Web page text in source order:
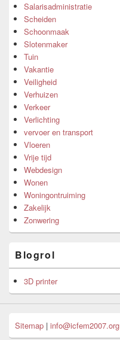
Salarisadministratie
Scheiden
Schoonmaak
Slotenmaker
Tuin
Vakantie
Veiligheid
Verhuizen
Verkeer
Verlichting
vervoer en transport
Vloeren
Vrije tijd
Webdesign
Wonen
Woningontruiming
Zakelijk
Zonwering
Blogrol
3D printer
Sitemap | info@icfem2007.org